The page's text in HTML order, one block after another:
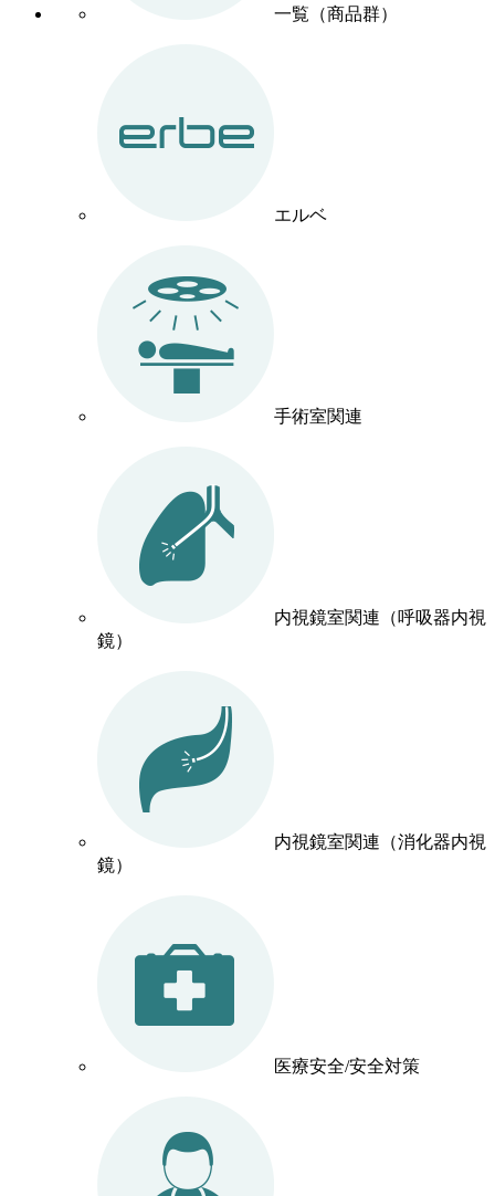
一覧（商品群）
エルベ
手術室関連
内視鏡室関連（呼吸器内視
鏡）
内視鏡室関連（消化器内視
鏡）
医療安全/安全対策